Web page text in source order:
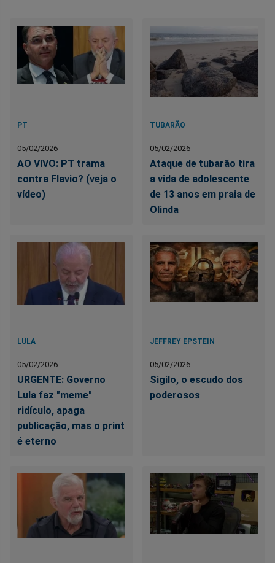
PT
05/02/2026
AO VIVO: PT trama
contra Flavio? (veja o
vídeo)
TUBARÃO
05/02/2026
Ataque de tubarão tira
a vida de adolescente
de 13 anos em praia de
Olinda
LULA
05/02/2026
URGENTE: Governo
Lula faz "meme"
ridículo, apaga
publicação, mas o print
é eterno
JEFFREY EPSTEIN
05/02/2026
Sigilo, o escudo dos
poderosos